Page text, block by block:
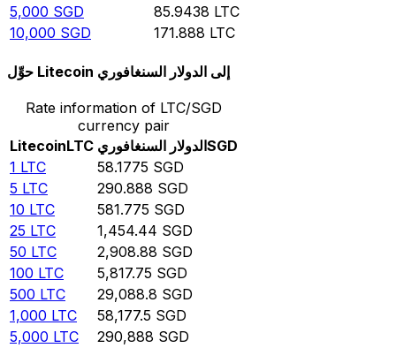
5,000 SGD 85.9438 LTC
10,000 SGD 171.888 LTC
حوِّل Litecoin إلى الدولار السنغافوري
Rate information of LTC/SGD
currency pair
LitecoinLTC الدولار السنغافوريSGD
1 LTC 58.1775 SGD
5 LTC 290.888 SGD
10 LTC 581.775 SGD
25 LTC 1,454.44 SGD
50 LTC 2,908.88 SGD
100 LTC 5,817.75 SGD
500 LTC 29,088.8 SGD
1,000 LTC 58,177.5 SGD
5,000 LTC 290,888 SGD